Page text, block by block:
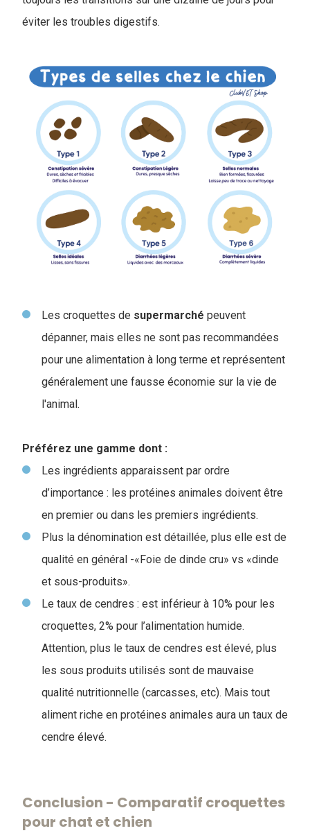
éviter les troubles digestifs.
Les croquettes de supermarché peuvent
dépanner, mais elles ne sont pas recommandées
pour une alimentation à long terme et représentent
généralement une fausse économie sur la vie de
l'animal.
Préférez une gamme dont :
Les ingrédients apparaissent par ordre
d’importance : les protéines animales doivent être
en premier ou dans les premiers ingrédients.
Plus la dénomination est détaillée, plus elle est de
qualité en général -«Foie de dinde cru» vs «dinde
et sous-produits».
Le taux de cendres : est inférieur à 10% pour les
croquettes, 2% pour l’alimentation humide.
Attention, plus le taux de cendres est élevé, plus
les sous produits utilisés sont de mauvaise
qualité nutritionnelle (carcasses, etc). Mais tout
aliment riche en protéines animales aura un taux de
cendre élevé.
Conclusion - ​Comparatif croquettes
pour chat et chien